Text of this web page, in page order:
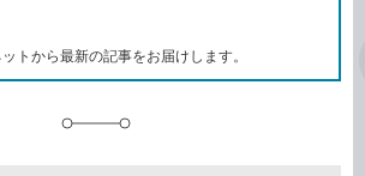
ク
トから最新の記事をお届けします。